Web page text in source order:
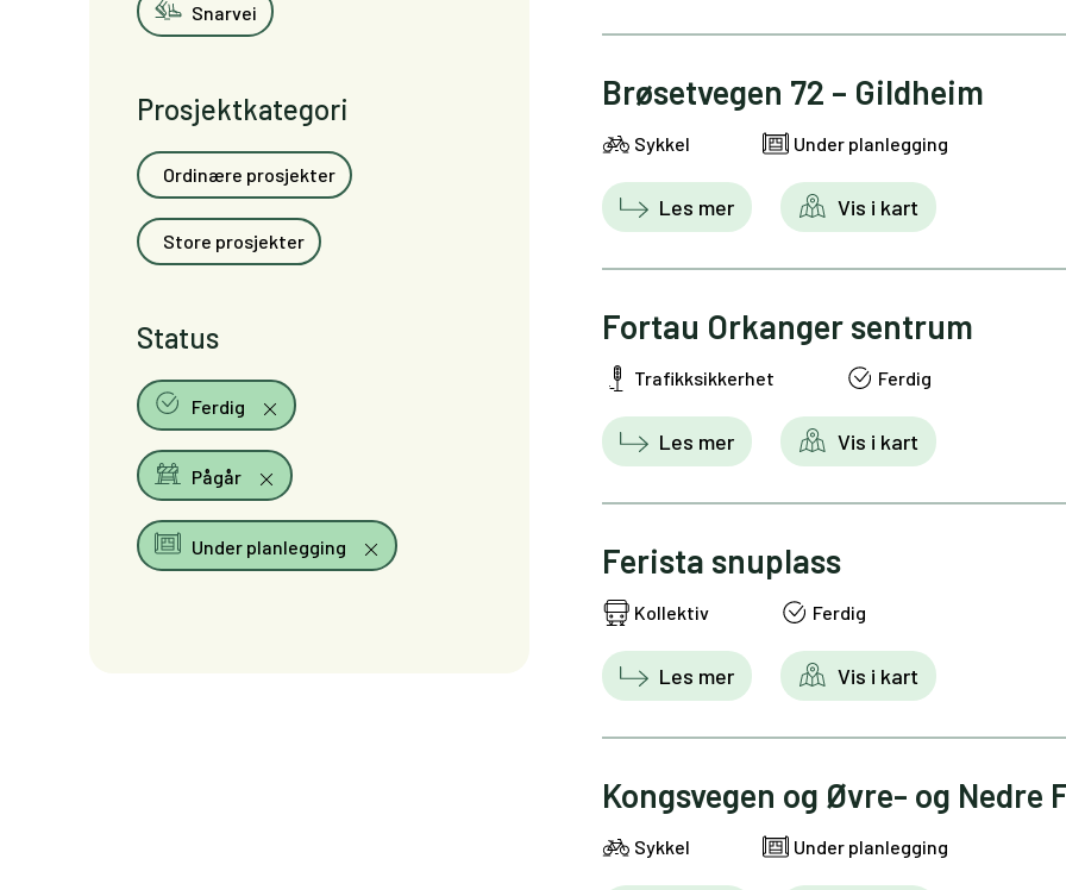
Snarvei
Prosjektkategori
Ordinære prosjekter
Store prosjekter
Status
Ferdig
Pågår
Under planlegging
Brøsetvegen 72 – Gildheim
Sykkel Under planlegging
Les mer Vis i kart
Fortau Orkanger sentrum
Trafikksikkerhet Ferdig
Les mer Vis i kart
Ferista snuplass
Kollektiv Ferdig
Les mer Vis i kart
Kongsvegen og Øvre- og Nedre
Sykkel Under planlegging